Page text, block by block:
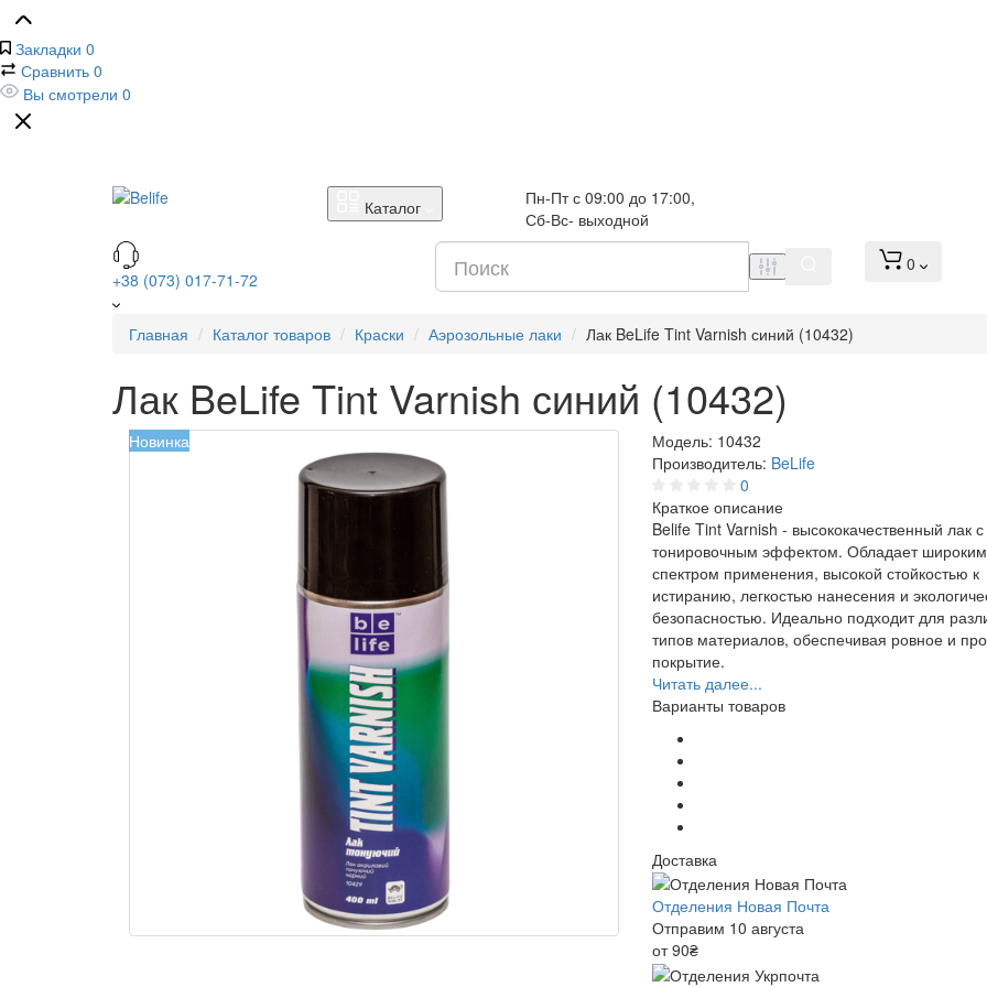
Закладки 0
Сравнить 0
Вы смотрели 0
Каталог
Пн-Пт с 09:00 до 17:00,
Сб-Вс- выходной
+38 (073) 017-71-72
0
Главная Каталог товаров Краски Аэрозольные лаки Лак BeLife Tint Varnish синий (10432)
Лак BeLife Tint Varnish синий (10432)
Новинка Модель: 10432
Производитель: BeLife
0
Краткое описание
Belife Tint Varnish - высококачественный лак с
тонировочным эффектом. Обладает широким
спектром применения, высокой стойкостью к
истиранию, легкостью нанесения и
безопасностью. Идеально подходит для
типов материалов, обеспечивая ровное и
покрытие.
Читать далее...
Варианты товаров
Доставка
Отделения Новая Почта
Отправим 10 августа
от 90₴